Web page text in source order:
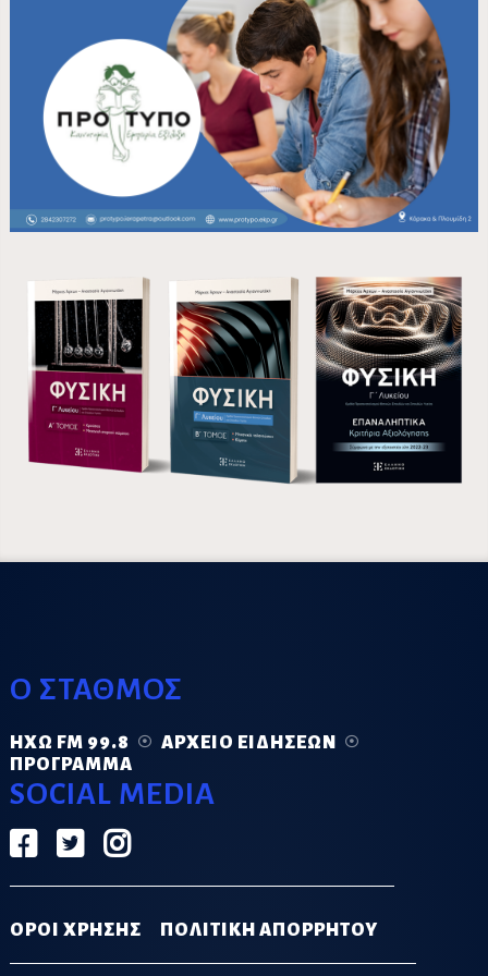
Ο ΣΤΑΘΜΟΣ
ΗΧΏ FM 99.8
ΑΡΧΕΊΟ ΕΙΔΉΣΕΩΝ
ΠΡΌΓΡΑΜΜΑ
SOCIAL MEDIA
ΟΡΟΙ ΧΡΗΣΗΣ ΠΟΛΙΤΙΚΗ ΑΠΟΡΡΗΤΟΥ